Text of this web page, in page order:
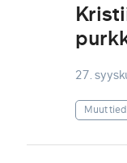
27.
Muut